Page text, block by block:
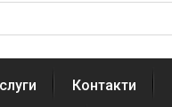
Контакти